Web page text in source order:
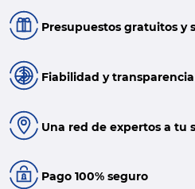
Presupuestos gratuitos y
Fiabilidad y transparencia
Una red de expertos a tu
Pago 100% seguro